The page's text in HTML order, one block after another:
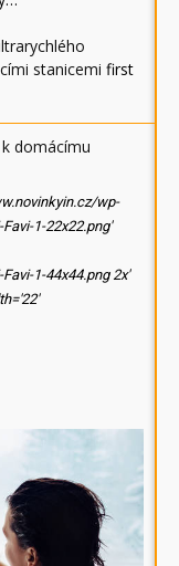
stanicemi first
domácímu
wp-
1-22x22.png'
1-44x44.png 2x'